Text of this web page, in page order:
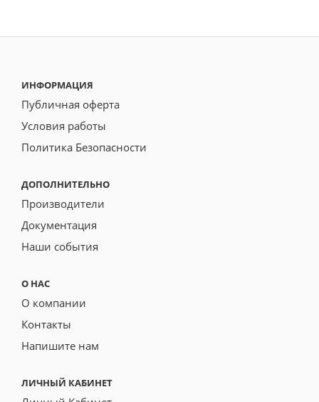
ИНФОРМАЦИЯ
Публичная оферта
Условия работы
Политика Безопасности
ДОПОЛНИТЕЛЬНО
Производители
Документация
Наши события
О НАС
О компании
Контакты
Напишите нам
ЛИЧНЫЙ КАБИНЕТ